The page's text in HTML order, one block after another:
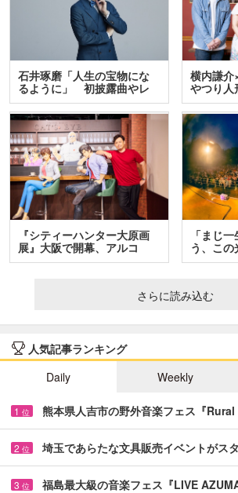
石井琢磨「人生の宝物にな
るように」 初披露曲やレ
ア…
横内謙介
やつり
人…
『シティーハンター大原画
展』大阪で開幕、アルコ
＆…
「まじ
う、こ
と…
さらに読み込む
人気記事ランキング
Daily
Weekly
1 位 熊本県人吉市の野外音楽フェス『
2 位 埼玉であらたな文具販売イベントが
3 位 福島最大級の音楽フェス『LIVE